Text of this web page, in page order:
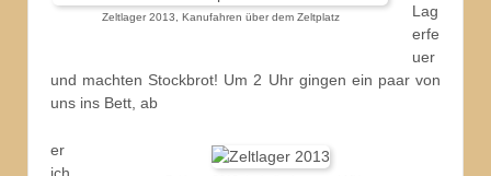
Zeltlager 2013, Kanufahren über dem Zeltplatz
Lag
erfe
uer
und machten Stockbrot! Um 2 Uhr gingen ein paar von
uns ins Bett, ab
er